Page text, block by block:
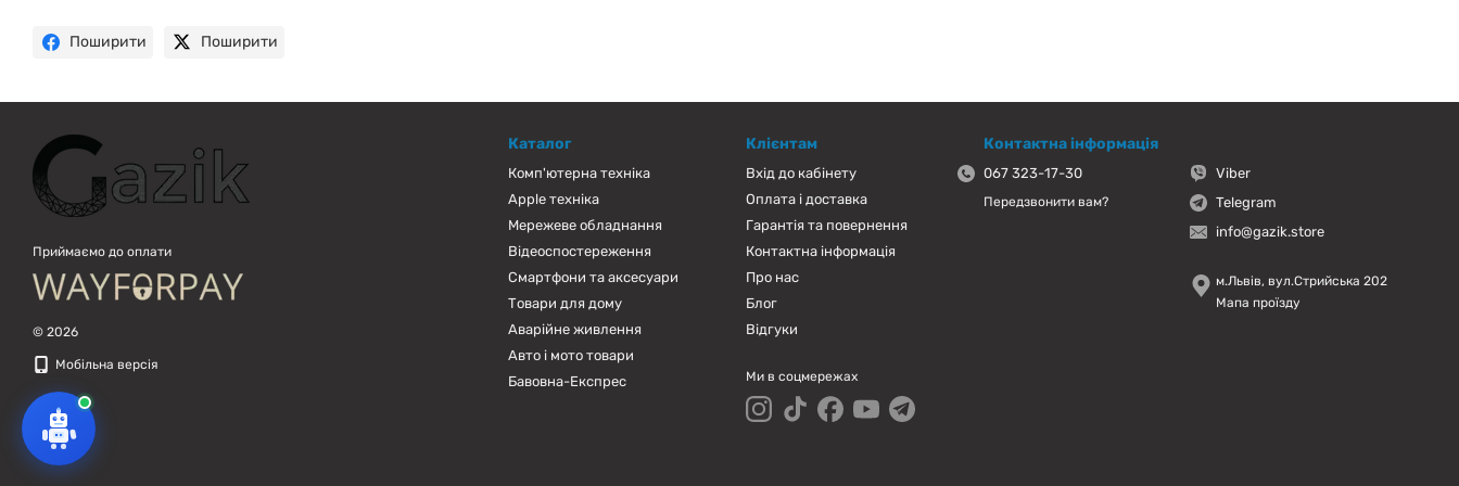
Поширити Поширити
Приймаємо до оплати
© 2026
Мобільна версія
Каталог
Комп'ютерна техніка
Apple техніка
Мережеве обладнання
Відеоспостереження
Смартфони та аксесуари
Товари для дому
Аварійне живлення
Авто і мото товари
Бавовна-Експрес
Клієнтам
Вхід до кабінету
Оплата і доставка
Гарантія та повернення
Контактна інформація
Про нас
Блог
Відгуки
Ми в соцмережах
Контактна інформація
067 323-17-30
Передзвонити вам?
Viber
Telegram
info@gazik.store
м.Львів, вул.Стрийська 202
Мапа проїзду